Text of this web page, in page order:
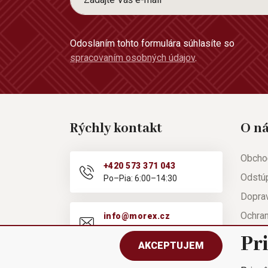
Odoslaním tohto formulára súhlasíte so
spracovaním osobných údajov.
Rýchly kontakt
+420 573 371 043
Po–Pia: 6:00–14:30
info@morex.cz
Po–Pia: 6:00–14:30
O
AKCEPTUJEM